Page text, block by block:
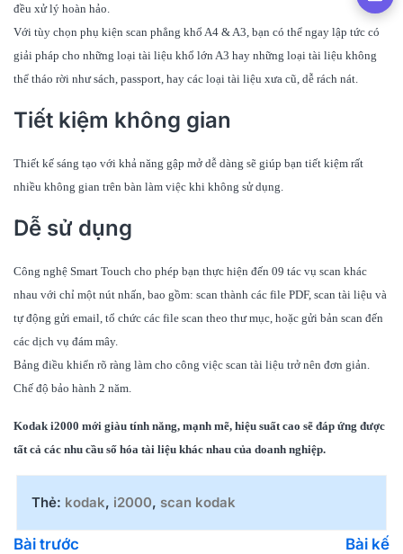
đều xử lý hoàn hảo.
Với tùy chọn phụ kiện scan phẳng khổ A4 & A3, bạn có thể ngay lập tức có
giải pháp cho những loại tài liệu khổ lớn A3 hay những loại tài liệu không
thể tháo rời như sách, passport, hay các loại tài liệu xưa cũ, dễ rách nát.
Tiết kiệm không gian
Thiết kế sáng tạo với khả năng gập mở dễ dàng sẽ giúp bạn tiết kiệm rất
nhiều không gian trên bàn làm việc khi không sử dụng.
Dễ sử dụng
Công nghệ Smart Touch cho phép bạn thực hiện đến 09 tác vụ scan khác
nhau với chỉ một nút nhấn, bao gồm: scan thành các file PDF, scan tài liệu và
tự động gửi email, tổ chức các file scan theo thư mục, hoặc gửi bản scan đến
các dịch vụ đám mây.
Bảng điều khiển rõ ràng làm cho công việc scan tài liệu trở nên đơn giản.
Chế độ bảo hành 2 năm.
Kodak i2000 mới giàu tính năng, mạnh mẽ, hiệu suất cao sẽ đáp ứng được
tất cả các nhu cầu số hóa tài liệu khác nhau của doanh nghiệp.
Thẻ: kodak, i2000, scan kodak
Bài trước Bài kế